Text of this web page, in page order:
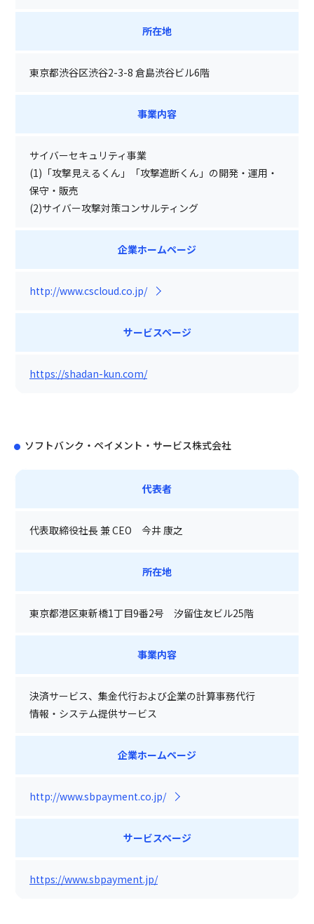
所在地
東京都渋谷区渋谷2-3-8 倉島渋谷ビル6階
事業内容
サイバーセキュリティ事業
(1)「攻撃見えるくん」「攻撃遮断くん」の開発・運用・
保守・販売
(2)サイバー攻撃対策コンサルティング
企業ホームページ
http://www.cscloud.co.jp/
サービスページ
https://shadan-kun.com/
ソフトバンク・ペイメント・サービス株式会社
代表者
代表取締役社長 兼 CEO 今井 康之
所在地
東京都港区東新橋1丁目9番2号 汐留住友ビル25階
事業内容
決済サービス、集金代行および企業の計算事務代行
情報・システム提供サービス
企業ホームページ
http://www.sbpayment.co.jp/
サービスページ
https://www.sbpayment.jp/